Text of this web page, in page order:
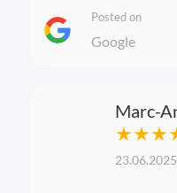
Posted on
Google
Marc-
23.06.2025